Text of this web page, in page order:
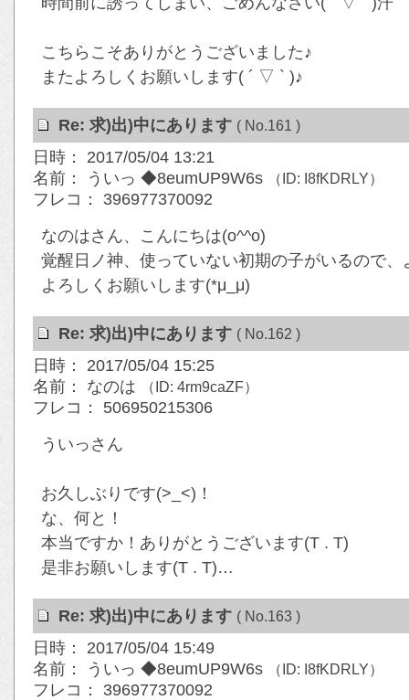
こちらこそありがとうございました♪
またよろしくお願いします( ´ ▽ ` )♪
Re: 求)出)中にあります ( No.161 )
日時： 2017/05/04 13:21
名前： ういっ ◆8eumUP9W6s
（ID: I8fKDRLY）
フレコ： 396977370092
なのはさん、こんにちは(o^^o)
覚醒日ノ神、使っていない初期の子がいるので
よろしくお願いします(*μ_μ)
Re: 求)出)中にあります ( No.162 )
日時： 2017/05/04 15:25
名前： なのは
（ID: 4rm9caZF）
フレコ： 506950215306
ういっさん
お久しぶりです(>_<)！
な、何と！
本当ですか！ありがとうございます(T . T)
是非お願いします(T . T)…
Re: 求)出)中にあります ( No.163 )
日時： 2017/05/04 15:49
名前： ういっ ◆8eumUP9W6s
（ID: I8fKDRLY）
フレコ： 396977370092